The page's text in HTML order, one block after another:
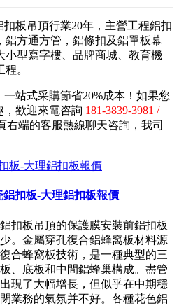
板吊頂行業20年，主營工程鋁扣
鋁方通方管，鋁條扣及鋁單板幕
小型寫字樓、品牌商城、教育機
。
站式采購節省20%成本！如果您
，歡迎來電咨詢 181-3839-3981 /
右端的客服熱線聊天咨詢，我司
扣板-大理鋁扣板報價
扣板吊頂的保護膜安裝前鋁扣板
。金屬穿孔復合鋁蜂窩板材料源
合蜂窩板技術，是一種典型的三
、底板和中間鋁蜂巢構成。盡管
現了大幅增長，但似乎在中期穩
業務的氣氛并不好。各種花色鋁